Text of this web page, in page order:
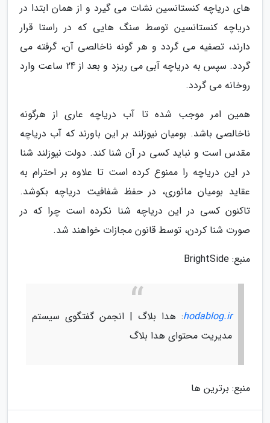
های دریاچه کنستانسین نشات می گیرد و از همان ابتدا در
دریاچه کنستانسین توسط سنگ هایی که در راستا قرار
دارند، تصفیه می گردد و هر گونه ناخالصی آن، گرفته می
گردد. سپس به دریاچه آبی می ریزد و بعد از 24 ساعت وارد
روخانه می گردد.
همین امر موجب شده تا آب دریاچه عاری از هرگونه
ناخالصی باشد. بومیان نیوزلند بر این باورند که آب دریاچه
مقدس است و نباید کسی در آن شنا کند. دولت نیوزلند شنا
در این دریاچه را ممنوع کرده است تا علاوه بر احترام به
عقاید بومیان مائوری، در حفظ شفافیت دریاچه بکوشد.
تاکنون کسی در این دریاچه شنا نکرده است چرا که در
صورت شنا کردن، توسط قانون مجازات خواهند شد.
منبع: BrightSide
hodablog.ir: هدا بلاگ | انجمن گفتگوی سیستم
مدیریت محتوای هدا بلاگ
منبع: برترین ها